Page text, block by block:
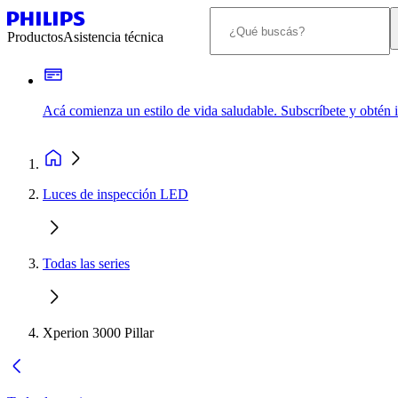
ProductosAsistencia técnica
Acá comienza un estilo de vida saludable. Subscríbete y
Luces de inspección LED
Todas las series
Xperion 3000 Pillar